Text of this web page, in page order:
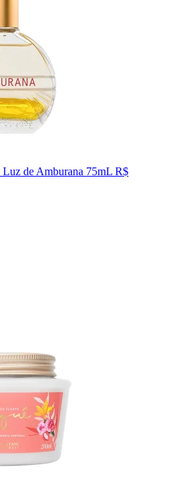
de Amburana 75mL R$